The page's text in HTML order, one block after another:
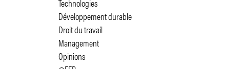
Technologies
Développement durable
Droit du travail
Management
Opinions